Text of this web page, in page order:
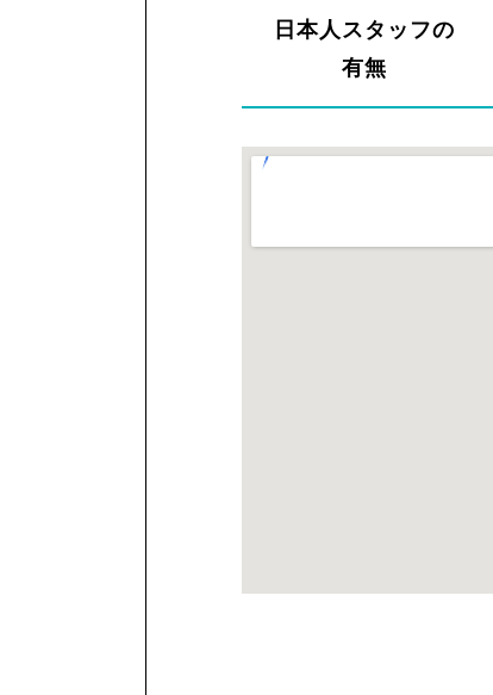
日本人スタッフの
有無